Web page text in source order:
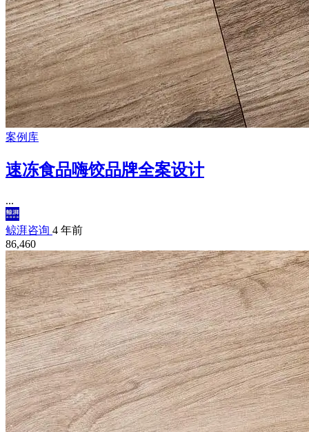
案例库
速冻食品嗨饺品牌全案设计
...
鲸湃咨询 4 年前
86,460